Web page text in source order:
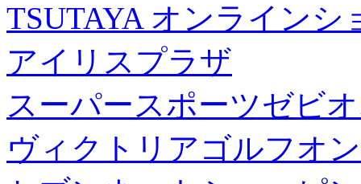
TSUTAYA オンラインシ
アイリスプラザ
スーパースポーツゼビ
ヴィクトリアゴルフオ